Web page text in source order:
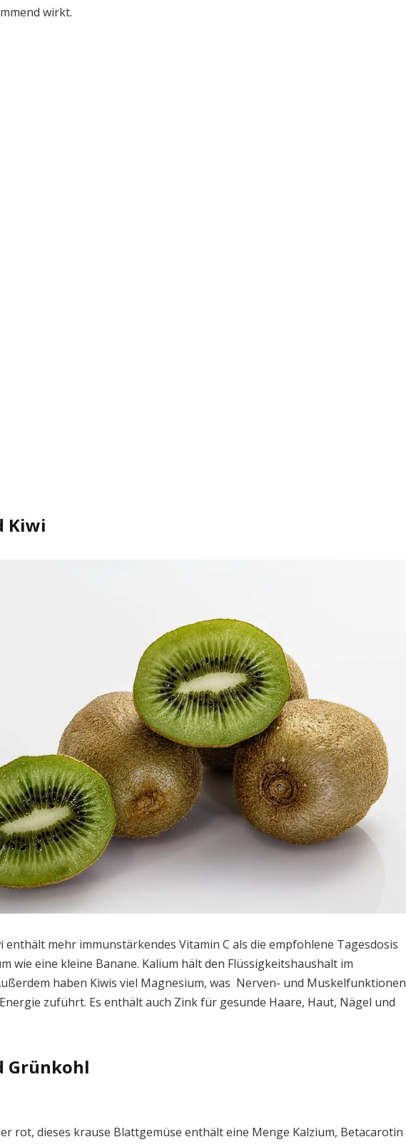
wirkt.
Kiwi
enthält mehr immunstärkendes Vitamin C als die empfohlene Tagesdosis
wie eine kleine Banane. Kalium hält den Flüssigkeitshaushalt im
haben Kiwis viel Magnesium, was Nerven- und Muskelfunktionen
zuführt. Es enthält auch Zink für gesunde Haare, Haut, Nägel und
Grünkohl
rot, dieses krause Blattgemüse enthält eine Menge Kalzium, Betacarotin